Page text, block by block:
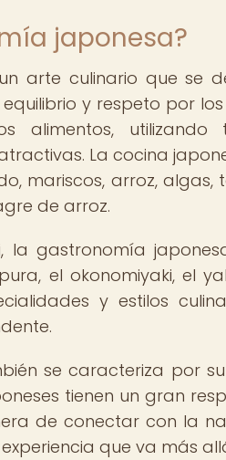
japonesa?
arte culinario que se
y respeto por
alimentos,
La cocina
mariscos, arroz, algas,
de arroz.
la gastronomía
el okonomiyaki, el
y estilos
se caracteriza por
tienen un gran
de conectar con la
que va más